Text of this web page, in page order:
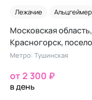
Лежачие Альцгеймер
Московская
Красногорск,
Метро: Тушинская
от 2 300 ₽
в день